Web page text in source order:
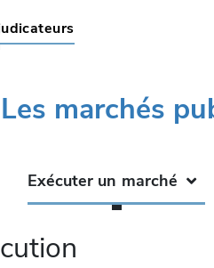
(current)
Les marchés
Exécuter un marché